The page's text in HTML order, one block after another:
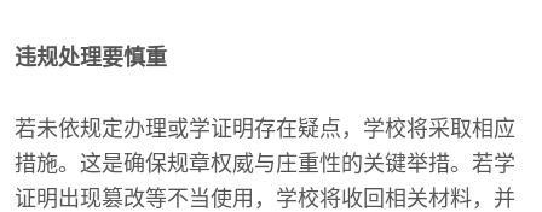
违规处理要慎重
若未依规定办理或学证明存在疑点，学校将采取相应
措施。这是确保规章权威与庄重性的关键举措。若学
证明出现篡改等不当使用，学校将收回相关材料，并